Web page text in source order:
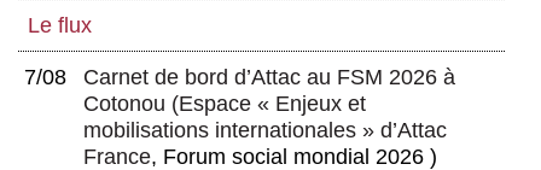
Le flux
7/08
Carnet de bord d’Attac au FSM 2026 à
Cotonou (Espace « Enjeux et
mobilisations internationales » d’Attac
France, Forum social mondial 2026 )